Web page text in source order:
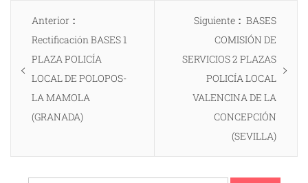
Navegación
entradas
Anterior
anterior:
Rectificación BASES 1
PLAZA POLICÍA
LOCAL DE POLOPOS-
LA MAMOLA
(GRANADA)
Siguiente
Entrada
siguiente:
BASES
COMISIÓN DE
SERVICIOS 2 PLAZAS
POLICÍA LOCAL
VALENCINA DE LA
CONCEPCIÓN
(SEVILLA)